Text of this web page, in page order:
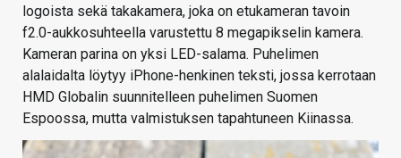
logoista sekä takakamera, joka on etukameran tavoin
f2.0-aukkosuhteella varustettu 8 megapikselin kamera.
Kameran parina on yksi LED-salama. Puhelimen
alalaidalta löytyy iPhone-henkinen teksti, jossa kerrotaan
HMD Globalin suunnitelleen puhelimen Suomen
Espoossa, mutta valmistuksen tapahtuneen Kiinassa.